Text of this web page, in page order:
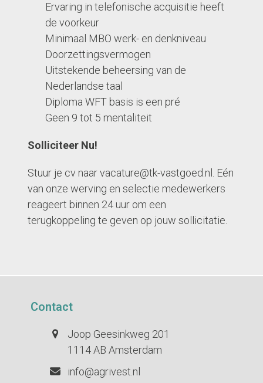
Ervaring in telefonische acquisitie heeft
de voorkeur
Minimaal MBO werk- en denkniveau
Doorzettingsvermogen
Uitstekende beheersing van de
Nederlandse taal
Diploma WFT basis is een pré
Geen 9 tot 5 mentaliteit
Solliciteer Nu!
Stuur je cv naar vacature@tk-vastgoed.nl. Eén
van onze werving en selectie medewerkers
reageert binnen 24 uur om een
terugkoppeling te geven op jouw sollicitatie.
Contact
Joop Geesinkweg 201
1114 AB Amsterdam
info@agrivest.nl